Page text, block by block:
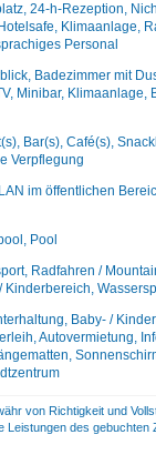
24-h-Rezeption,
Klimaanlage,
Personal
Badezimmer mit
Minibar, Klimaanlage,
Bar(s), Café(s),
Verpflegung
im öffentlichen
Pool
Radfahren /
Baby- /
Autovermietung,
von Richtigkeit und
Leistungen des gebuchten